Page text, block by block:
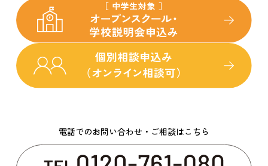
電話でのお問い合わせ・ご相談はこちら